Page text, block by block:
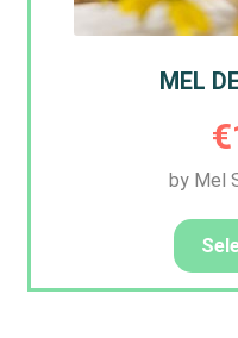
MEL
€
by Mel